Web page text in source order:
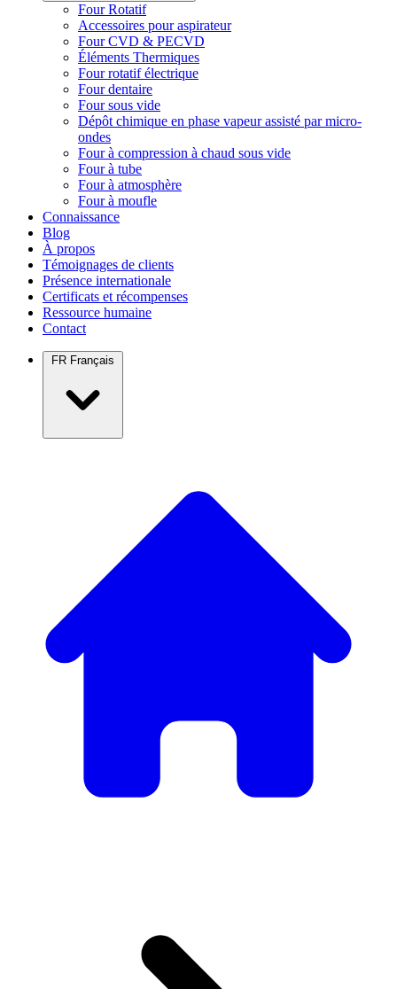
Four Rotatif
Accessoires pour aspirateur
Four CVD & PECVD
Éléments Thermiques
Four rotatif électrique
Four dentaire
Four sous vide
Dépôt chimique en phase vapeur assisté par micro-
ondes
Four à compression à chaud sous vide
Four à tube
Four à atmosphère
Four à moufle
Connaissance
Blog
À propos
Témoignages de clients
Présence internationale
Certificats et récompenses
Ressource humaine
Contact
FR Français